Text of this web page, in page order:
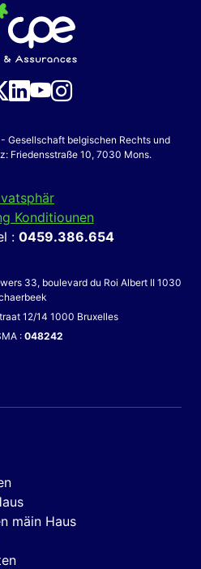
Gesellschaft belgischen Rechts und
Friedensstraße 10, 7030 Mons.
Konditiounen
: 0459.386.654
33, boulevard du Roi Albert II 1030
12/14 1000 Bruxelles
:048242
mäin Haus